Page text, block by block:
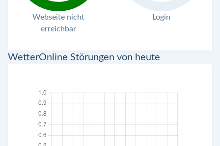
Webseite nicht
erreichbar
Login
WetterOnline Störungen von heute